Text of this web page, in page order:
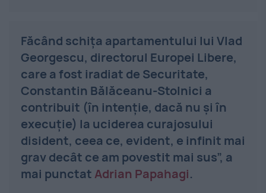
Făcând schița apartamentului lui Vlad
Georgescu, directorul Europei Libere,
care a fost iradiat de Securitate,
Constantin Bălăceanu-Stolnici a
contribuit (în intenție, dacă nu și în
execuție) la uciderea curajosului
disident, ceea ce, evident, e infinit mai
grav decât ce am povestit mai sus”, a
mai punctat Adrian Papahagi.